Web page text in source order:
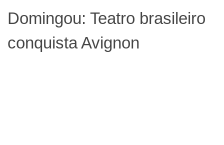
Domingou: Teatro brasileiro
conquista Avignon